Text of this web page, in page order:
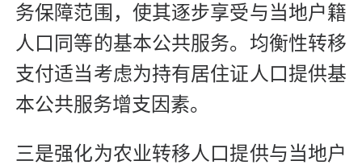
务保障范围，使其逐步享受与当地户籍
人口同等的基本公共服务。均衡性转移
支付适当考虑为持有居住证人口提供基
本公共服务增支因素。
三是强化为农业转移人口提供与当地户